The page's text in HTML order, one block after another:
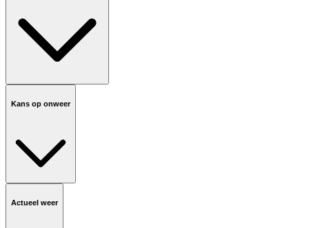
Kans op onweer
Actueel weer